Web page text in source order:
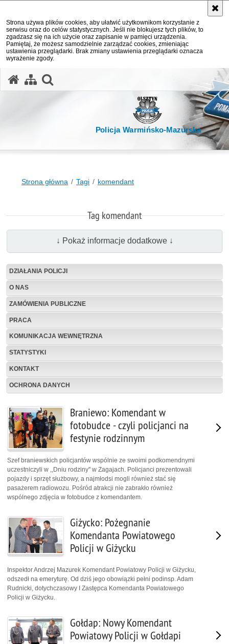
Strona używa plików cookies, aby ułatwić użytkownikom korzystanie z
serwisu oraz do celów statystycznych. Jeśli nie blokujesz tych plików, to
zgadzasz się na ich użycie oraz zapisanie w pamięci urządzenia.
Pamiętaj, że możesz samodzielnie zarządzać cookies, zmieniając
ustawienia przeglądarki. Brak zmiany ustawienia przeglądarki oznacza
wyrażenie zgody.
Policja Warmińsko-Mazurska
Strona główna Tagi komendant
Tag komendant
↓ Pokaż informacje dodatkowe ↓
DZIAŁANIA POLICJI
O NAS
ZAMÓWIENIA PUBLICZNE
PRACA
KOMUNIKACJA WEWNĘTRZNA
STATYSTYKI
KONTAKT
OCHRONA DANYCH
Braniewo: Komendant w
fotobudce - czyli policjanci na
festynie rodzinnym
Szef braniewskich policjantów wspólnie ze swoimi podkomendnymi
uczestniczyli w ,,Dniu rodziny'' w Zagajach. Policjanci prezentowali
pojazdy i sprzęt służbowy, a najmłodsi mogli również stać się
pasażerem radiowozu. Pośród atrakcji nie zabrakło również
wspólnego zdjęcia w fotobudce z komendantem.
Giżycko: Pożegnanie
Komendanta Powiatowego
Policji w Giżycku
Inspektor Andrzej Mazurek Komendant Powiatowy Policji w Giżycku,
odszedł na emeryturę. Od dziś jego obowiązki pełni podinsp. Adam
Rudnicki, dotychczasowy I Zastępca Komendanta Powiatowego
Policji w Giżycku.
Gołdap: Nowy Komendant
Powiatowy Policji w Gołdapi